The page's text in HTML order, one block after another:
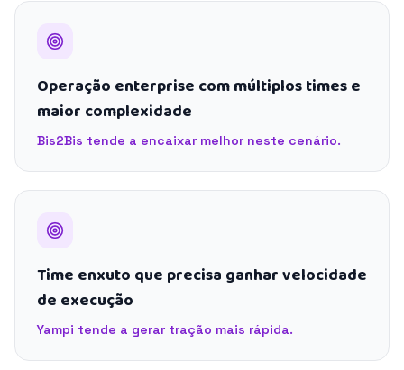
Operação enterprise com múltiplos times e
maior complexidade
Bis2Bis tende a encaixar melhor neste cenário.
Time enxuto que precisa ganhar velocidade
de execução
Yampi tende a gerar tração mais rápida.